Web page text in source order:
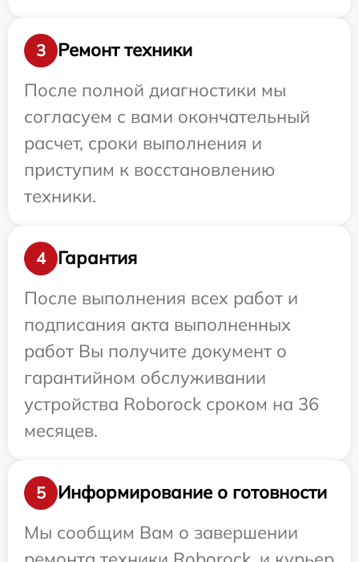
3
Ремонт техники
После полной диагностики мы
согласуем с вами окончательный
расчет, сроки выполнения и
приступим к восстановлению
техники.
4
Гарантия
После выполнения всех работ и
подписания акта выполненных
работ Вы получите документ о
гарантийном обслуживании
устройства Roborock сроком на 36
месяцев.
5
Информирование о готовности
Мы сообщим Вам о завершении